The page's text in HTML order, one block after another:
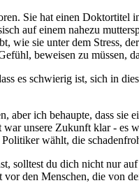
Sie hat einen
auf einem nahezu
wie sie unter dem Stress,
beweisen zu müssen,
es schwierig ist, sich in
aber ich behaupte, dass
unsere Zukunft klar -
wählt, die
solltest du dich nicht nur
den Menschen, die von